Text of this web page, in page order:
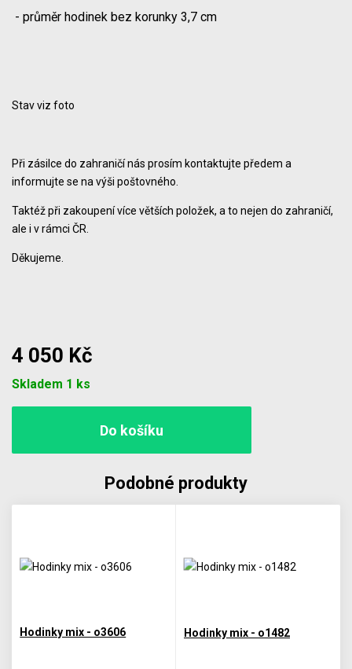
- průměr hodinek bez korunky 3,7 cm
Stav viz foto
Při zásilce do zahraničí nás prosím kontaktujte předem a
informujte se na výši poštovného.
Taktéž při zakoupení více větších položek, a to nejen do zahraničí,
ale i v rámci ČR.
Děkujeme.
4 050 Kč
Skladem 1 ks
Podobné produkty
Hodinky mix - o3606 Hodinky mix - o1482